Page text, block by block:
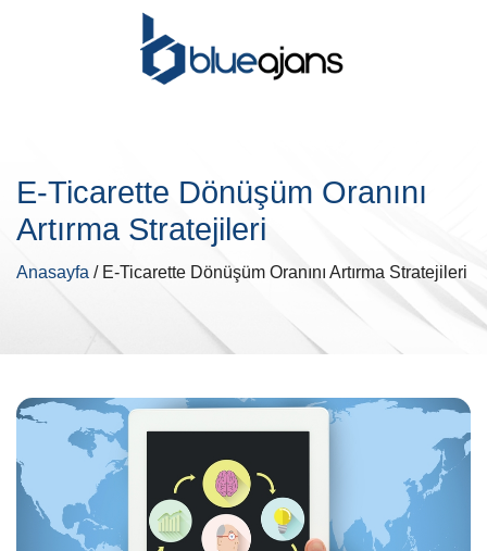
E-Ticarette Dönüşüm Oranını
Artırma Stratejileri
Anasayfa / E-Ticarette Dönüşüm Oranını Artırma Stratejileri